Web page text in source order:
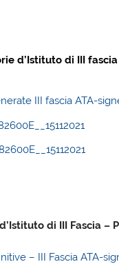
d’Istituto di III
III fascia ATA-
di III Fascia –
– III Fascia ATA-